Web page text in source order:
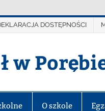
DOSTĘPNOŚCI
w
O szkole